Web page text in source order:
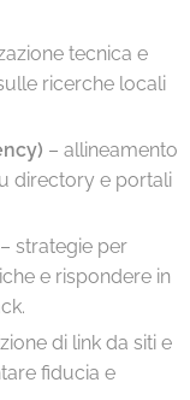
tecnica e
ricerche locali
– allineamento
directory e portali
– strategie per
e rispondere in
di link da siti e
fiducia e